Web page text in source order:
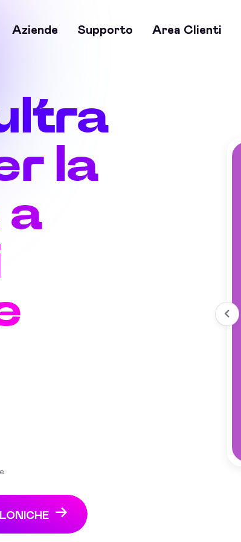
Aziende Supporto Area Clienti
la
a